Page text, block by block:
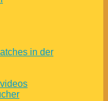
in der